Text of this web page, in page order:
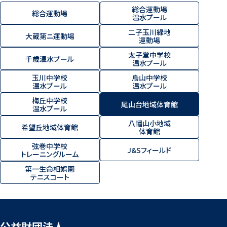
総合運動場
総合運動場
温水プール
大蔵第ニ運動場
二子玉川緑地
運動場
千歳温水プール
太子堂中学校
温水プール
玉川中学校
温水プール
烏山中学校
温水プール
梅丘中学校
温水プール
尾山台地域体育館
希望丘地域体育館
八幡山小地域
体育館
弦巻中学校
トレーニングルーム
J&Sフィールド
第一生命相娯園
テニスコート